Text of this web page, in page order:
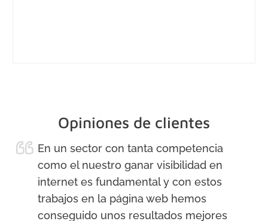
Opiniones de clientes
En un sector con tanta competencia
como el nuestro ganar visibilidad en
internet es fundamental y con estos
trabajos en la página web hemos
conseguido unos resultados mejores